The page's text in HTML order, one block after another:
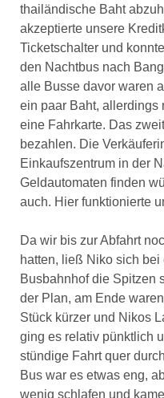
thailändische Baht
akzeptierte unsere
Ticketschalter und
den Nachtbus nach
alle Busse davor waren
ein paar Baht, allerdings
eine Fahrkarte. Das
bezahlen. Die
Einkaufszentrum in der
Geldautomaten finden
auch. Hier funktionierte
Da wir bis zur Abfahrt
hatten, ließ Niko sich
Busbahnhof die Spitzen
der Plan, am Ende
Stück kürzer und Nikos
ging es relativ pünktlich
stündige Fahrt quer
Bus war es etwas eng,
wenig schlafen und